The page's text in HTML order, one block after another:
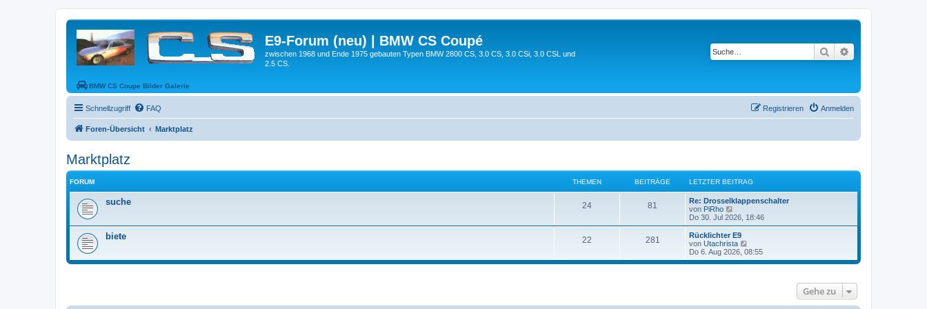
E9-Forum (neu) | BMW CS Coupé
zwischen 1968 und Ende 1975 gebauten Typen BMW 2800 CS, 3.0 CS, 3.0 CSi, 3.0 CSL und
2.5 CS.
BMW CS Coupe Bilder Galerie
Suche
Schnellzugriff FAQ Anmelden
Registrieren
Foren-Übersicht Marktplatz
Marktplatz
FORUM THEMEN BEITRÄGE LETZTER BEITRAG
suche 24 81
Re: Drosselklappenschalter
von PiRho
e
u
e
s
t
r
r
Do 30. Jul 2026, 18:46
biete 22 281
Rücklichter E9
von Utachrista
e
u
Do 6. Aug 2026, 08:55
Gehe zu